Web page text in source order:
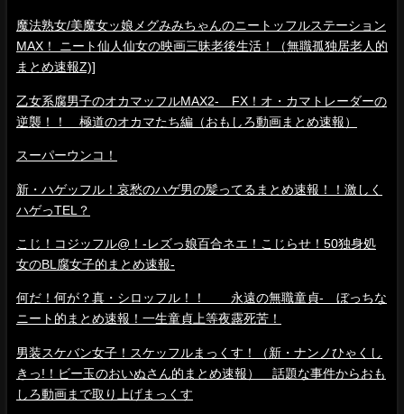
魔法熟女/美魔女ッ娘メグみみちゃんのニートッフルステーション
MAX！ ニート仙人仙女の映画三昧老後生活！（無職孤独居老人的
まとめ速報Z)]
乙女系腐男子のオカマッフルMAX2- FX！オ・カマトレーダーの
逆襲！！ 極道のオカマたち編（おもしろ動画まとめ速報）
スーパーウンコ！
新・ハゲッフル！哀愁のハゲ男の髪ってるまとめ速報！！激しく
ハゲっTEL？
こじ！コジッフル@！-レズっ娘百合ネエ！こじらせ！50独身処
女のBL腐女子的まとめ速報-
何だ！何が？真・シロッフル！！ 永遠の無職童貞- ぼっちな
ニート的まとめ速報！一生童貞上等夜露死苦！
男装スケバン女子！スケッフルまっくす！（新・ナンノひゃくし
きっ!！ビー玉のおいぬさん的まとめ速報） 話題な事件からおも
しろ動画まで取り上げまっくす